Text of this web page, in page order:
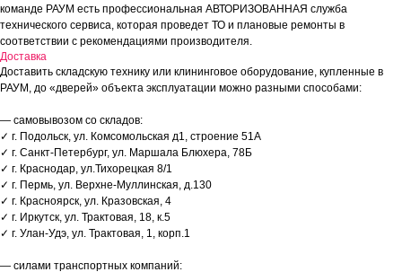
команде РАУМ есть профессиональная АВТОРИЗОВАННАЯ служба
технического сервиса, которая проведет ТО и плановые ремонты в
соответствии с рекомендациями производителя.
Доставка
Доставить складскую технику или клининговое оборудование, купленные в
РАУМ, до «дверей» объекта эксплуатации можно разными способами:
— самовывозом со складов:
✓ г. Подольск, ул. Комсомольская д1, строение 51А
✓ г. Санкт-Петербург, ул. Маршала Блюхера, 78Б
✓ г. Краснодар, ул.Тихорецкая 8/1
✓ г. Пермь, ул. Верхне-Муллинская, д.130
✓ г. Красноярск, ул. Кразовская, 4
✓ г. Иркутск, ул. Трактовая, 18, к.5
✓ г. Улан-Удэ, ул. Трактовая, 1, корп.1
— силами транспортных компаний: